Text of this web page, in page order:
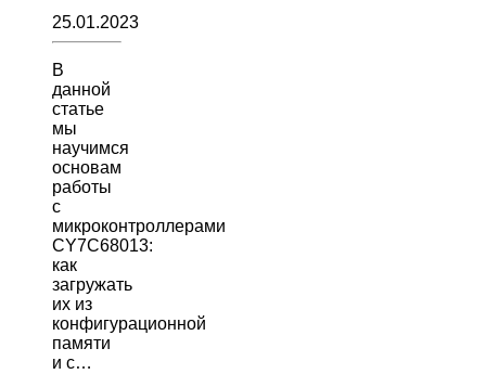
25.01.2023
В
данной
статье
мы
научимся
основам
работы
с
микроконтроллерами
CY7C68013:
как
загружать
их из
конфигурационной
памяти
и с…